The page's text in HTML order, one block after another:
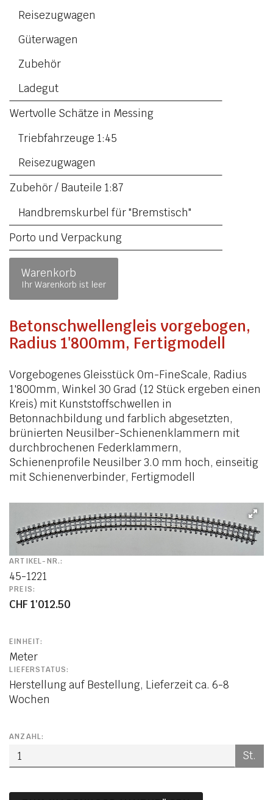
Reisezugwagen
Güterwagen
Zubehör
Ladegut
Wertvolle Schätze in Messing
Triebfahrzeuge 1:45
Reisezugwagen
Zubehör / Bauteile 1:87
Handbremskurbel für "Bremstisch"
Porto und Verpackung
Warenkorb
Ihr Warenkorb ist leer
Betonschwellengleis vorgebogen,
Radius 1'800mm, Fertigmodell
Vorgebogenes Gleisstück 0m-FineScale, Radius
1'800mm, Winkel 30 Grad (12 Stück ergeben einen
Kreis) mit Kunststoffschwellen in
Betonnachbildung und farblich abgesetzten,
brünierten Neusilber-Schienenklammern mit
durchbrochenen Federklammern,
Schienenprofile Neusilber 3.0 mm hoch, einseitig
mit Schienenverbinder, Fertigmodell
ARTIKEL-NR.:
45-1221
PREIS:
CHF 1'012.50
EINHEIT:
Meter
LIEFERSTATUS:
Herstellung auf Bestellung, Lieferzeit ca. 6-8
Wochen
ANZAHL:
St.